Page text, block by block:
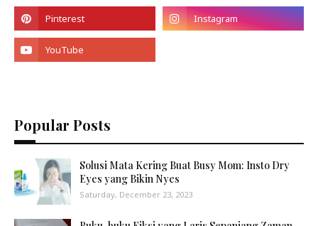
Popular Posts
Solusi Mata Kering Buat Busy Mom: Insto Dry
Eyes yang Bikin Nyes
Saturday, December 23, 2023